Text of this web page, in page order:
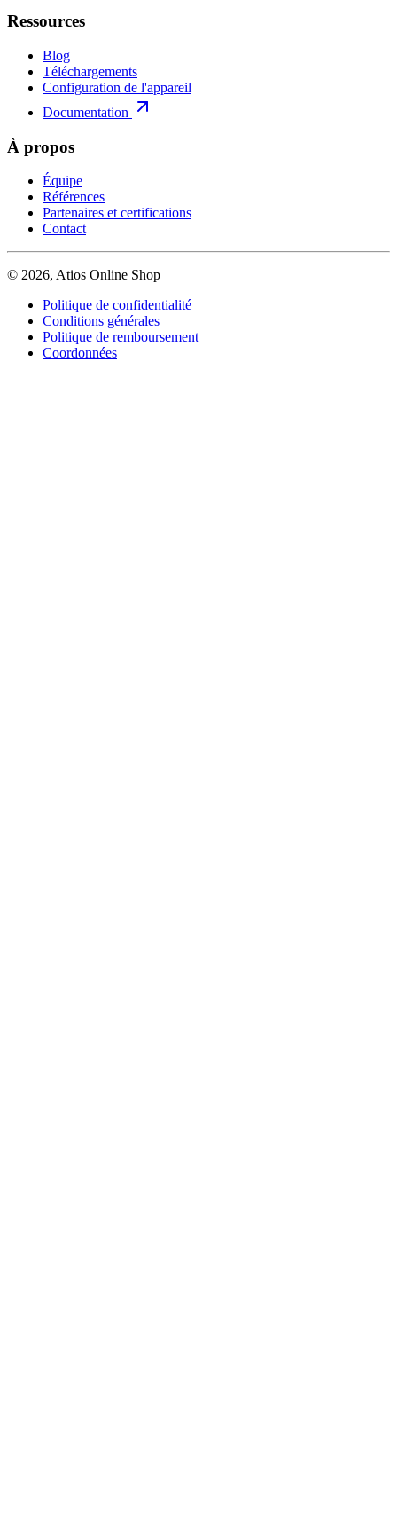
Ressources
Blog
Téléchargements
Configuration de l'appareil
Documentation
À propos
Équipe
Références
Partenaires et certifications
Contact
© 2026, Atios Online Shop
Politique de confidentialité
Conditions générales
Politique de remboursement
Coordonnées